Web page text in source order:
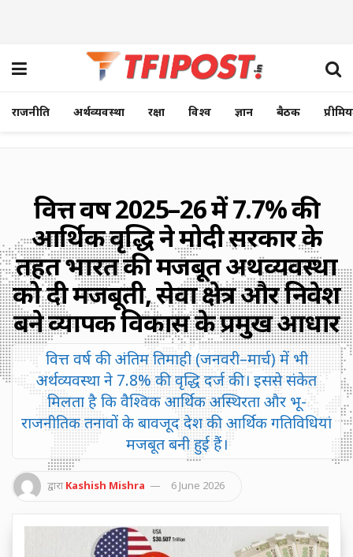
राजनीति अर्थव्यवस्था रक्षा विश्व ज्ञान बैठक
वित्त वर्ष 2025–26 में 7.7% की
आर्थिक वृद्धि ने मोदी सरकार के
तहत भारत की मजबूत अर्थव्यवस्था
को दी मजबूती, सेवा क्षेत्र और निवेश
बने व्यापक विकास के प्रमुख आधार
वित्त वर्ष की अंतिम तिमाही (जनवरी–मार्च) में भी
अर्थव्यवस्था ने 7.8% की वृद्धि दर्ज की। इससे संकेत
मिलता है कि वैश्विक आर्थिक अस्थिरता और भू-
राजनीतिक तनावों के बावजूद देश की आर्थिक गतिविधियां
मजबूत बनी हुई हैं।
द्वारा Kashish Mishra 6 June 2026